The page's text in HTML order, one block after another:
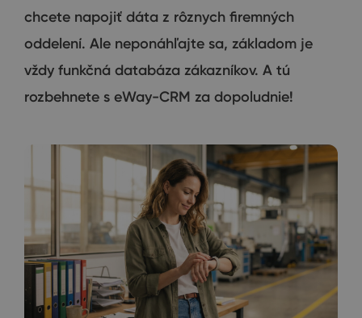
chcete napojiť dáta z rôznych firemných
oddelení. Ale neponáhľajte sa, základom je
vždy funkčná databáza zákazníkov. A tú
rozbehnete s eWay-CRM za dopoludnie!